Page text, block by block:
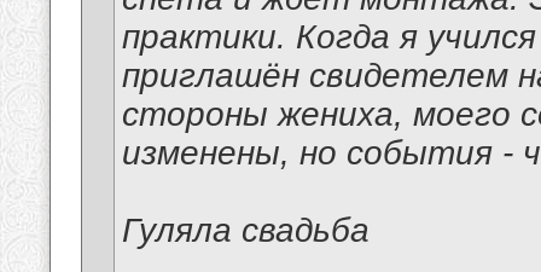
практики. Когда я
приглашён свидетелем
стороны жениха, моего
изменены, но события -
Гуляла свадьба